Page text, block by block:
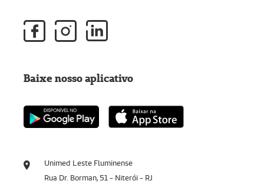
Unimed Leste Fluminense
Rua Dr. Borman, 51 - Niterói - RJ
Baixe nosso aplicativo